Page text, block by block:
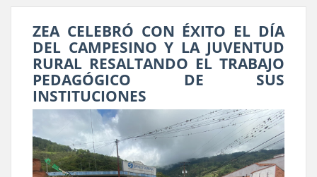
ZEA CELEBRÓ CON ÉXITO EL DÍA
DEL CAMPESINO Y LA JUVENTUD
RURAL RESALTANDO EL TRABAJO
PEDAGÓGICO DE SUS
INSTITUCIONES